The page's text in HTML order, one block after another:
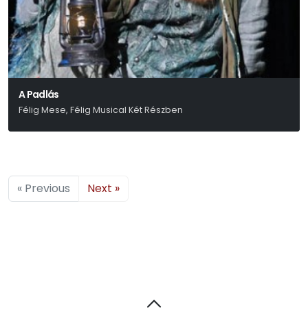
A Padlás
Félig Mese, Félig Musical Két Részben
« Previous Next »